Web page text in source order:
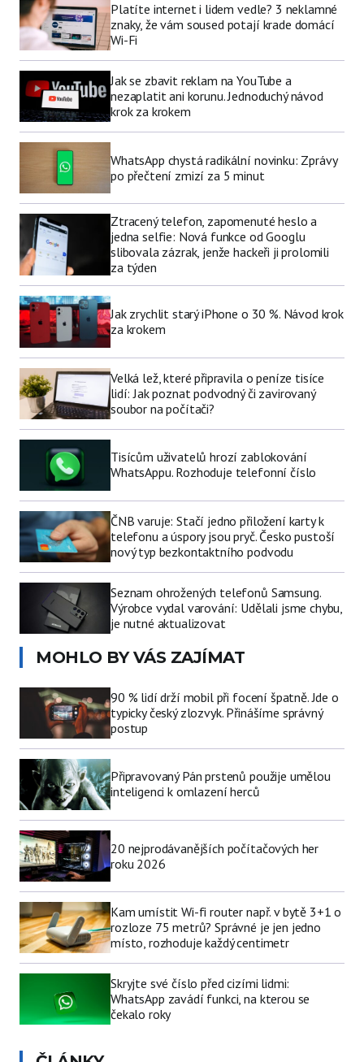
Platíte internet i lidem vedle? 3 neklamné
znaky, že vám soused potají krade domácí
Wi-Fi
Jak se zbavit reklam na YouTube a
nezaplatit ani korunu. Jednoduchý návod
krok za krokem
WhatsApp chystá radikální novinku: Zprávy
po přečtení zmizí za 5 minut
Ztracený telefon, zapomenuté heslo a
jedna selfie: Nová funkce od Googlu
slibovala zázrak, jenže hackeři ji prolomili
za týden
Jak zrychlit starý iPhone o 30 %. Návod krok
za krokem
Velká lež, které připravila o peníze tisíce
lidí: Jak poznat podvodný či zavirovaný
soubor na počítači?
Tisícům uživatelů hrozí zablokování
WhatsAppu. Rozhoduje telefonní číslo
ČNB varuje: Stačí jedno přiložení karty k
telefonu a úspory jsou pryč. Česko pustoší
nový typ bezkontaktního podvodu
Seznam ohrožených telefonů Samsung.
Výrobce vydal varování: Udělali jsme chybu,
je nutné aktualizovat
MOHLO BY VÁS ZAJÍMAT
90 % lidí drží mobil při focení špatně. Jde o
typicky český zlozvyk. Přinášíme správný
postup
Připravovaný Pán prstenů použije umělou
inteligenci k omlazení herců
20 nejprodávanějších počítačových her
roku 2026
Kam umístit Wi-fi router např. v bytě 3+1 o
rozloze 75 metrů? Správné je jen jedno
místo, rozhoduje každý centimetr
Skryjte své číslo před cizími lidmi:
WhatsApp zavádí funkci, na kterou se
čekalo roky